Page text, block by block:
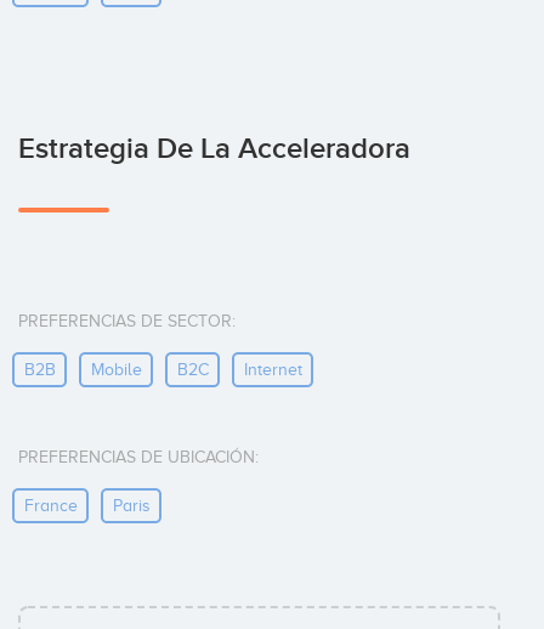
Estrategia De La Acceleradora
PREFERENCIAS DE SECTOR:
B2B Mobile B2C Internet
PREFERENCIAS DE UBICACIÓN:
France Paris